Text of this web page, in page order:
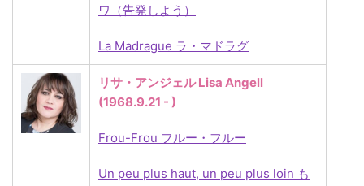
ワ（告発しよう）
La Madrague ラ・マドラグ
リサ・アンジェル Lisa Angell
(1968.9.21 - )
Frou-Frou フルー・フルー
Un peu plus haut, un peu plus loin も